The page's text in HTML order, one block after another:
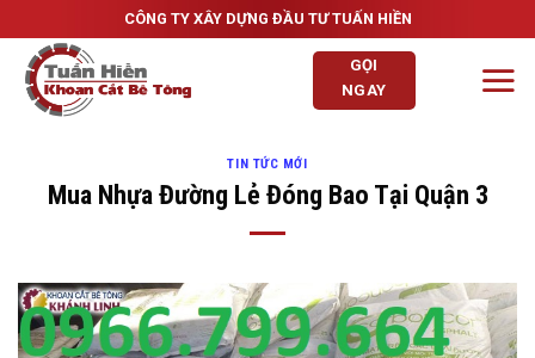
to
content
CÔNG TY XÂY DỰNG ĐẦU TƯ TUẤN HIỀN
GỌI
NGAY
TIN TỨC MỚI
Mua Nhựa Đường Lẻ Đóng Bao Tại Quận 3